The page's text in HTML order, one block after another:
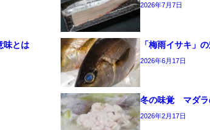
2026年7月7日
味とは 「梅雨イサキ」
2026年6月17日
冬の味覚 マダラ
2026年2月17日